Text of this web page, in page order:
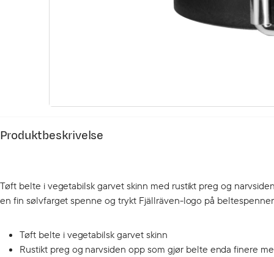
Produktbeskrivelse
Tøft belte i vegetabilsk garvet skinn med rustikt preg og
en fin sølvfarget spenne og trykt Fjällräven-logo på
Tøft belte i vegetabilsk garvet skinn
Rustikt preg og narvsiden opp som gjør belte enda finere